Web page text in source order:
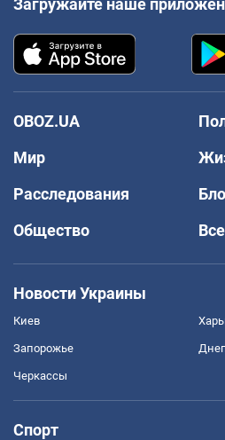
OBOZ.UA
Мир
Расследования
Общество
Новости Украины
Киев
Запорожье
Черкассы
Спорт